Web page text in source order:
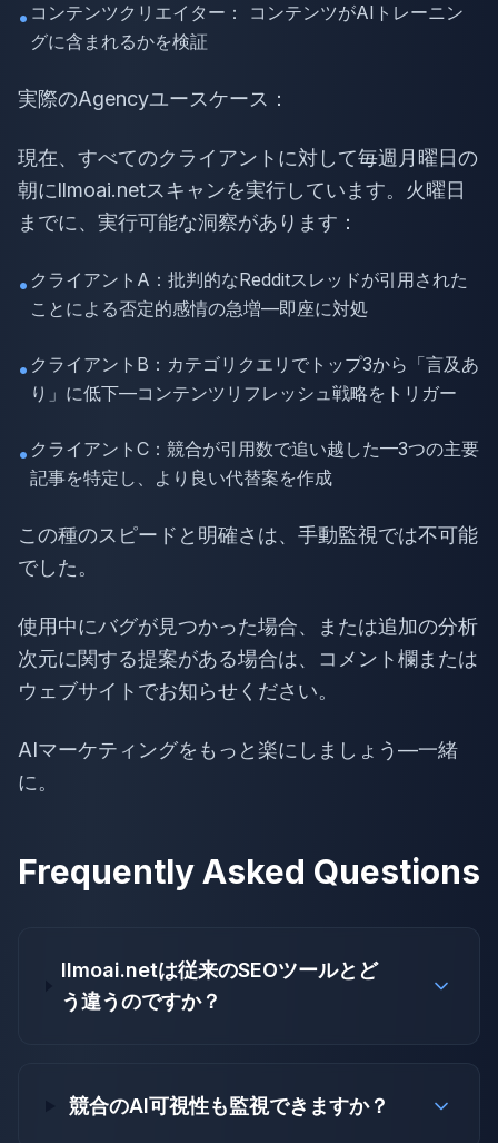
• コンテンツクリエイター： コンテンツがAIトレーニン
グに含まれるかを検証
実際のAgencyユースケース：
現在、すべてのクライアントに対して毎週月曜日の
朝にllmoai.netスキャンを実行しています。火曜日
までに、実行可能な洞察があります：
• クライアントA：批判的なRedditスレッドが引用された
ことによる否定的感情の急増—即座に対処
• クライアントB：カテゴリクエリでトップ3から「言及あ
り」に低下—コンテンツリフレッシュ戦略をトリガー
• クライアントC：競合が引用数で追い越した—3つの主要
記事を特定し、より良い代替案を作成
この種のスピードと明確さは、手動監視では不可能
でした。
使用中にバグが見つかった場合、または追加の分析
次元に関する提案がある場合は、コメント欄または
ウェブサイトでお知らせください。
AIマーケティングをもっと楽にしましょう—一緒
に。
Frequently Asked Questions
llmoai.netは従来のSEOツールとど
う違うのですか？
競合のAI可視性も監視できますか？